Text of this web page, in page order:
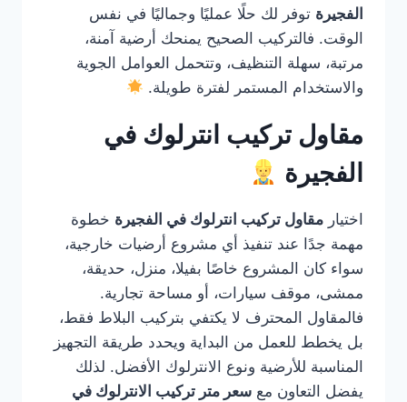
الفجيرة توفر لك حلًا عمليًا وجماليًا في نفس
الوقت. فالتركيب الصحيح يمنحك أرضية آمنة،
مرتبة، سهلة التنظيف، وتتحمل العوامل الجوية
والاستخدام المستمر لفترة طويلة.
مقاول تركيب انترلوك في
الفجيرة
اختيار مقاول تركيب انترلوك في الفجيرة خطوة
مهمة جدًا عند تنفيذ أي مشروع أرضيات خارجية،
سواء كان المشروع خاصًا بفيلا، منزل، حديقة،
ممشى، موقف سيارات، أو مساحة تجارية.
فالمقاول المحترف لا يكتفي بتركيب البلاط فقط،
بل يخطط للعمل من البداية ويحدد طريقة التجهيز
المناسبة للأرضية ونوع الانترلوك الأفضل. لذلك
يفضل التعاون مع سعر متر تركيب الانترلوك في